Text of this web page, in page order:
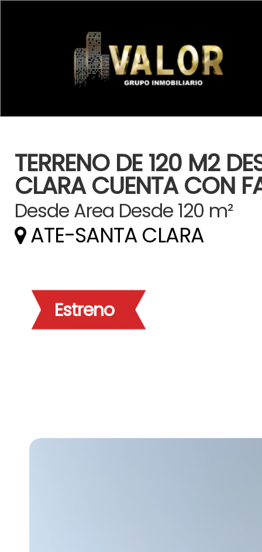
TERRENO DE 120 M2
CLARA CUENTA CON
Desde Area Desde 120 m²
ATE-SANTA CLARA
Estreno